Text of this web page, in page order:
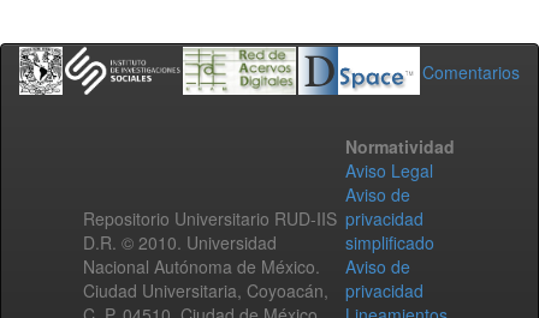
Comentarios
Repositorio Universitario RUD-IIS
D.R. © 2010. Universidad
Nacional Autónoma de México.
Ciudad Universitaria, Coyoacán,
Normatividad
Aviso Legal
Aviso de
privacidad
simplificado
Aviso de
privacidad